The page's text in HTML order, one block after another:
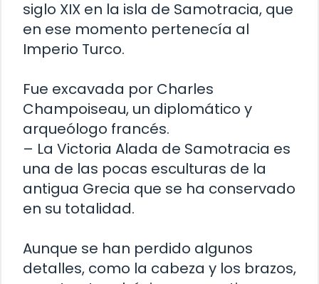
siglo XIX en la isla de Samotracia, que
en ese momento pertenecía al
Imperio Turco.
Fue excavada por Charles
Champoiseau, un diplomático y
arqueólogo francés.
– La Victoria Alada de Samotracia es
una de las pocas esculturas de la
antigua Grecia que se ha conservado
en su totalidad.
Aunque se han perdido algunos
detalles, como la cabeza y los brazos,